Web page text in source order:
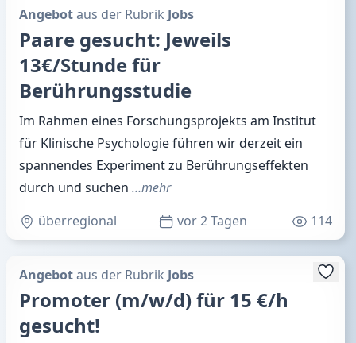
Angebotaus der Rubrik Jobs
Paare gesucht: Jeweils
13€/Stunde für
Berührungsstudie
Im Rahmen eines Forschungsprojekts am Institut
für Klinische Psychologie führen wir derzeit ein
spannendes Experiment zu Berührungseffekten
durch und suchen …mehr
überregional
vor 2 Tagen 114
Angebotaus der Rubrik Jobs
Promoter (m/w/d) für 15 €/h
gesucht!